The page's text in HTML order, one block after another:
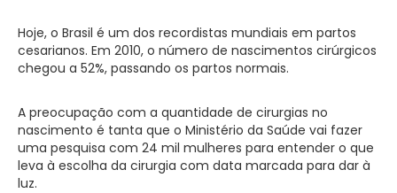
Hoje, o Brasil é um dos recordistas mundiais em partos
cesarianos. Em 2010, o número de nascimentos cirúrgicos
chegou a 52%, passando os partos normais.
A preocupação com a quantidade de cirurgias no
nascimento é tanta que o Ministério da Saúde vai fazer
uma pesquisa com 24 mil mulheres para entender o que
leva à escolha da cirurgia com data marcada para dar à
luz.